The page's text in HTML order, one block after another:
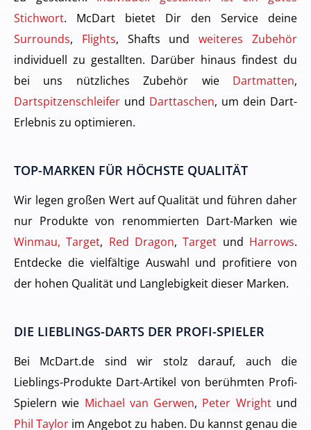
Stichwort. McDart bietet Dir den Service deine
Surrounds, Flights, Shafts undweiteres Zubehör
individuell zu gestallten. Darüber hinaus findest du
bei uns nützliches Zubehör wie Dartmatten,
Dartspitzenschleifer und Darttaschen, um dein Dart-
Erlebnis zu optimieren.
TOP-MARKEN FÜR HÖCHSTE QUALITÄT
Wir legen großen Wert auf Qualität und führen daher
nur Produkte von renommierten Dart-Marken wie
Winmau, Target, Red Dragon,Target und Harrows.
Entdecke die vielfältige Auswahl und profitiere von
der hohen Qualität und Langlebigkeit dieser Marken.
DIE LIEBLINGS-DARTS DER PROFI-SPIELER
Bei McDart.de sind wir stolz darauf, auch die
Lieblings-Produkte Dart-Artikel von berühmten Profi-
Spielern wie Michael van Gerwen, Peter Wrightund
Phil Taylor im Angebot zu haben. Du kannst genau die